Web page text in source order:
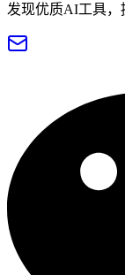
发现优质AI工具，